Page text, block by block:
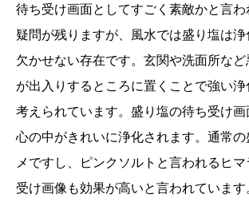
待ち受け画面としてすごく素敵かと言わ
疑問が残りますが、風水では盛り塩は
欠かせない存在です。玄関や洗面所な
が出入りするところに置くことで強い浄
考えられています。盛り塩の待ち受け
心の中がきれいに浄化されます。通常の
メですし、ピンクソルトと言われるヒ
受け画像も効果が高いと言われています